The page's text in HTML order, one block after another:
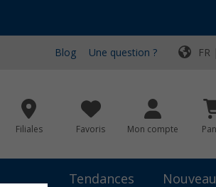
Blog Une question ? FR
Filiales Favoris Mon compte
Tendances